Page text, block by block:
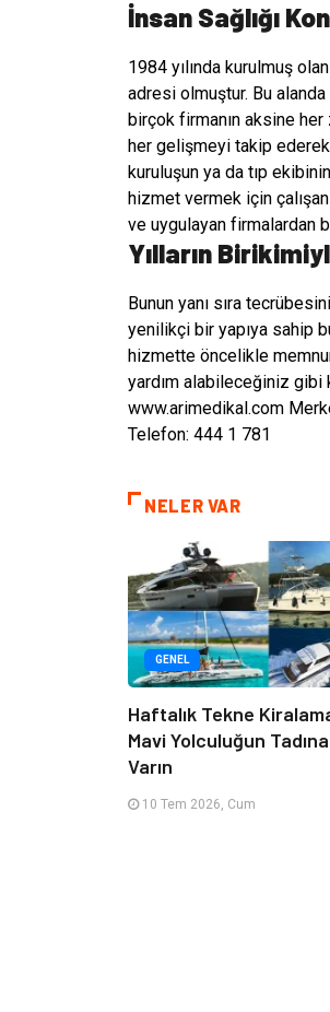
İnsan Sağlığı
1984 yılında kurulmuş
adresi olmuştur. Bu
birçok firmanın aksine
her gelişmeyi takip ederek
kuruluşun ya da tıp
hizmet vermek için
ve uygulayan firmalardan
Yılların
Bunun yanı sıra
yenilikçi bir yapıya sahip
hizmette öncelikle
yardım alabileceğiniz gibi
www.arimedikal.com
Telefon: 444 1 781
NELER VAR
GENEL
Haftalık Tekne
Mavi Yolculuğun Tadına
Varın
10 Tem 2026, Cum